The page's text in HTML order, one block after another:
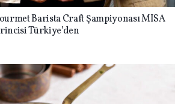
Barista Craft Şampiyonası MISA
Türkiye’den